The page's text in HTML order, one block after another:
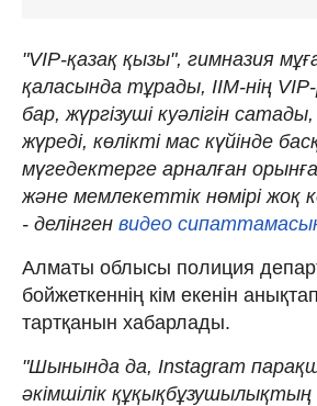
"VIP-қазақ қызы", гимназия
қаласында тұрады, ІІМ-нің
бар, жүргізуші куәлігін
жүреді, көлікті мас күйінде
мүгедектерге арналған орынға
және мемлекеттік нөмірі жоқ
- делінген видео
Алматы облысы полиция
бойжеткеннің кім екенін
тартқанын хабарлады.
"Шынында да, Instagram
әкімшілік құқықбұзушылықтың